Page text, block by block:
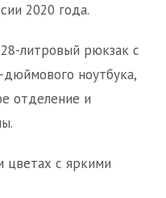
2020 года.
литровый рюкзак с
ноутбука,
отделение и
цветах с яркими